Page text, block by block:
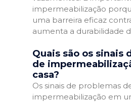
impermeabilização
uma barreira eficaz
aumenta a durabilidade
Quais são os sinais
de
casa?
Os sinais de problemas
impermeabilização em